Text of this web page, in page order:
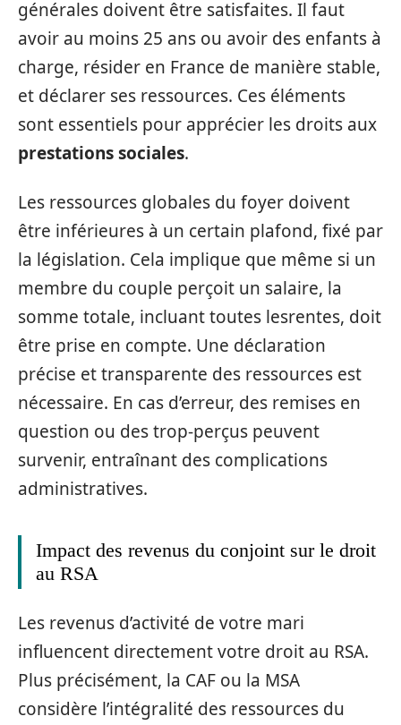
générales doivent être satisfaites. Il faut
avoir au moins 25 ans ou avoir des enfants à
charge, résider en France de manière stable,
et déclarer ses ressources. Ces éléments
sont essentiels pour apprécier les droits aux
prestations sociales.
Les ressources globales du foyer doivent
être inférieures à un certain plafond, fixé par
la législation. Cela implique que même si un
membre du couple perçoit un salaire, la
somme totale, incluant toutes lesrentes, doit
être prise en compte. Une déclaration
précise et transparente des ressources est
nécessaire. En cas d’erreur, des remises en
question ou des trop-perçus peuvent
survenir, entraînant des complications
administratives.
Impact des revenus du conjoint sur le droit
au RSA
Les revenus d’activité de votre mari
influencent directement votre droit au RSA.
Plus précisément, la CAF ou la MSA
considère l’intégralité des ressources du